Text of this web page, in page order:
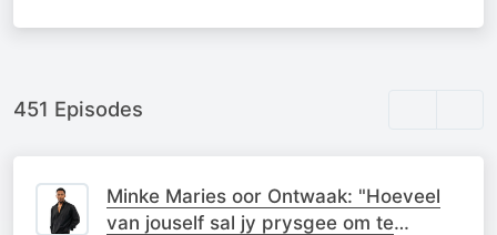
451 Episodes
Minke Maries oor Ontwaak: "Hoeveel
van jouself sal jy prysgee om te